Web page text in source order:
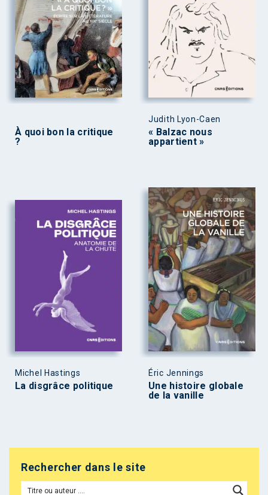
À quoi bon la critique
?
Judith Lyon-Caen
« Balzac nous
appartient »
Michel Hastings
La disgrâce politique
Éric Jennings
Une histoire globale
de la vanille
Rechercher dans le site